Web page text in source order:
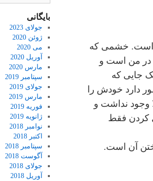
است. خشمی که
در من است و
جایی که
دارد خودش را
وجود نداشت و
کردن فقط
آن است.
بایگانی
جولای 2023
ژوئن 2020
می 2020
آوریل 2020
مارس 2020
سپتامبر 2019
جولای 2019
مارس 2019
فوریه 2019
ژانویه 2019
نوامبر 2018
اکتبر 2018
سپتامبر 2018
آگوست 2018
جولای 2018
آوریل 2018